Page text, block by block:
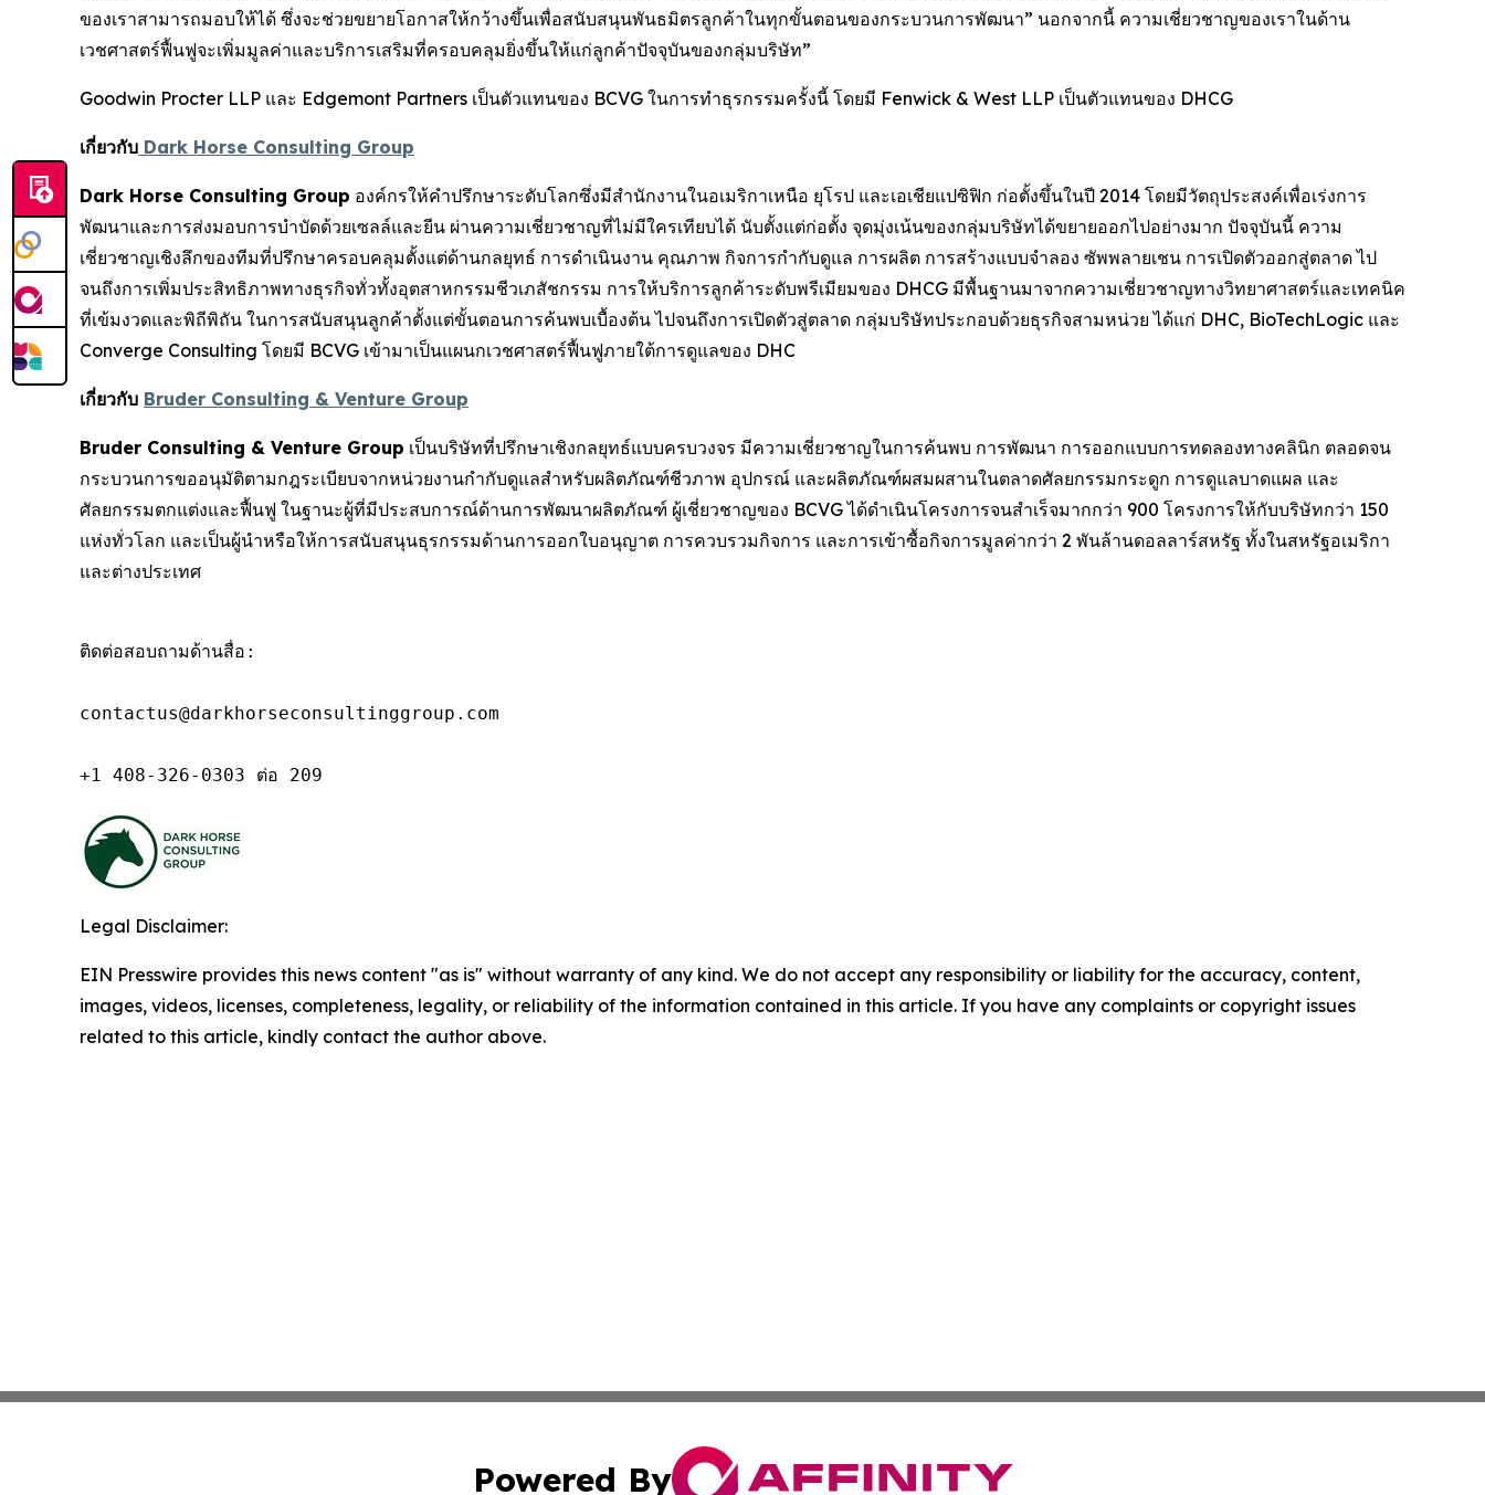
ของเราสามารถมอบให้ได้ ซึ่งจะช่วยขยายโอกาสให้กว้างขึ้นเพื่อสนับสนุนพันธมิตรลูกค้าในทุกขั้นตอนของกระบวนการพัฒนา” นอกจากนี้ ความเชี่ยวชาญของเราในด้าน
เวชศาสตร์ฟื้นฟูจะเพิ่มมูลค่าและบริการเสริมที่ครอบคลุมยิ่งขึ้นให้แก่ลูกค้าปัจจุบันของกลุ่มบริษัท”
Goodwin Procter LLP และ Edgemont Partners เป็นตัวแทนของ BCVG ในการทำธุรกรรมครั้งนี้ โดยมี Fenwick & West LLP เป็นตัวแทนของ DHCG
เกี่ยวกับ Dark Horse Consulting Group
Dark Horse Consulting Group องค์กรให้คำปรึกษาระดับโลกซึ่งมีสำนักงานในอเมริกาเหนือ ยุโรป และเอเชียแปซิฟิก ก่อตั้งขึ้นในปี 2014 โดยมีวัตถุประสงค์เพื่อเร่งการ
พัฒนาและการส่งมอบการบำบัดด้วยเซลล์และยีน ผ่านความเชี่ยวชาญที่ไม่มีใครเทียบได้ นับตั้งแต่ก่อตั้ง จุดมุ่งเน้นของกลุ่มบริษัทได้ขยายออกไปอย่างมาก ปัจจุบันนี้ ความ
เชี่ยวชาญเชิงลึกของทีมที่ปรึกษาครอบคลุมตั้งแต่ด้านกลยุทธ์ การดำเนินงาน คุณภาพ กิจการกำกับดูแล การผลิต การสร้างแบบจำลอง ซัพพลายเชน การเปิดตัวออกสู่ตลาด ไป
จนถึงการเพิ่มประสิทธิภาพทางธุรกิจทั่วทั้งอุตสาหกรรมชีวเภสัชกรรม การให้บริการลูกค้าระดับพรีเมียมของ DHCG มีพื้นฐานมาจากความเชี่ยวชาญทางวิทยาศาสตร์และเทคนิค
ที่เข้มงวดและพิถีพิถัน ในการสนับสนุนลูกค้าตั้งแต่ขั้นตอนการค้นพบเบื้องต้น ไปจนถึงการเปิดตัวสู่ตลาด กลุ่มบริษัทประกอบด้วยธุรกิจสามหน่วย ได้แก่ DHC, BioTechLogic และ
Converge Consulting โดยมี BCVG เข้ามาเป็นแผนกเวชศาสตร์ฟื้นฟูภายใต้การดูแลของ DHC
เกี่ยวกับ Bruder Consulting & Venture Group
Bruder Consulting & Venture Group เป็นบริษัทที่ปรึกษาเชิงกลยุทธ์แบบครบวงจร มีความเชี่ยวชาญในการค้นพบ การพัฒนา การออกแบบการทดลองทางคลินิก ตลอดจน
กระบวนการขออนุมัติตามกฎระเบียบจากหน่วยงานกำกับดูแลสำหรับผลิตภัณฑ์ชีวภาพ อุปกรณ์ และผลิตภัณฑ์ผสมผสานในตลาดศัลยกรรมกระดูก การดูแลบาดแผล และ
ศัลยกรรมตกแต่งและฟื้นฟู ในฐานะผู้ที่มีประสบการณ์ด้านการพัฒนาผลิตภัณฑ์ ผู้เชี่ยวชาญของ BCVG ได้ดำเนินโครงการจนสำเร็จมากกว่า 900 โครงการให้กับบริษัทกว่า 150
แห่งทั่วโลก และเป็นผู้นำหรือให้การสนับสนุนธุรกรรมด้านการออกใบอนุญาต การควบรวมกิจการ และการเข้าซื้อกิจการมูลค่ากว่า 2 พันล้านดอลลาร์สหรัฐ ทั้งในสหรัฐอเมริกา
และต่างประเทศ
ติดต่อสอบถามด้านสื่อ:
contactus@darkhorseconsultinggroup.com
+1 408-326-0303 ต่อ 209
Legal Disclaimer:
EIN Presswire provides this news content "as is" without warranty of any kind. We do not accept any responsibility or liability for the accuracy, content,
images, videos, licenses, completeness, legality, or reliability of the information contained in this article. If you have any complaints or copyright issues
related to this article, kindly contact the author above.
Powered By